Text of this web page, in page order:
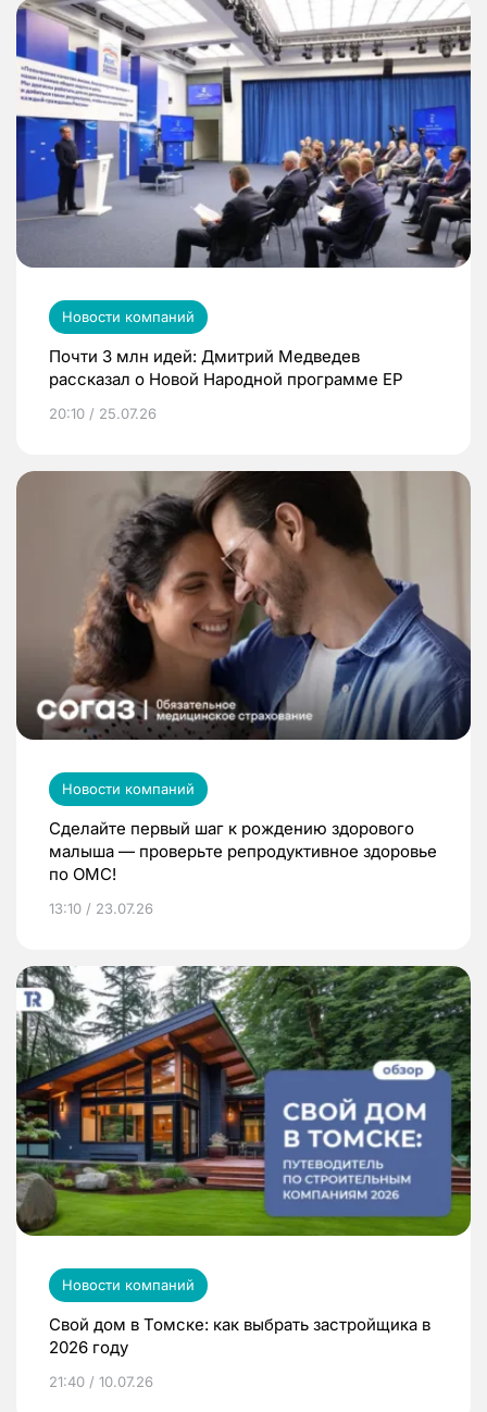
Новости компаний
Почти 3 млн идей: Дмитрий Медведев
рассказал о Новой Народной программе ЕР
20:10 / 25.07.26
Новости компаний
Сделайте первый шаг к рождению здорового
малыша — проверьте репродуктивное здоровье
по ОМС!
13:10 / 23.07.26
Новости компаний
Свой дом в Томске: как выбрать застройщика в
2026 году
21:40 / 10.07.26